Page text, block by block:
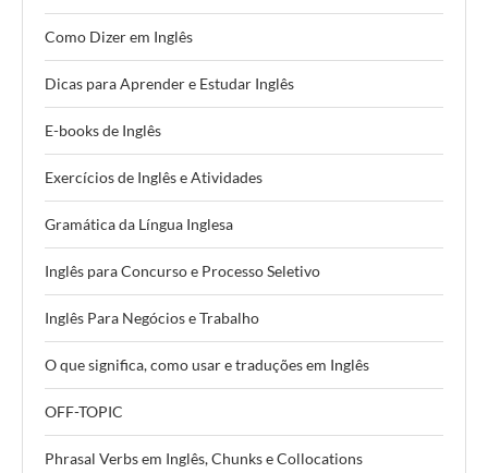
Como Dizer em Inglês
Dicas para Aprender e Estudar Inglês
E-books de Inglês
Exercícios de Inglês e Atividades
Gramática da Língua Inglesa
Inglês para Concurso e Processo Seletivo
Inglês Para Negócios e Trabalho
O que significa, como usar e traduções em Inglês
OFF-TOPIC
Phrasal Verbs em Inglês, Chunks e Collocations